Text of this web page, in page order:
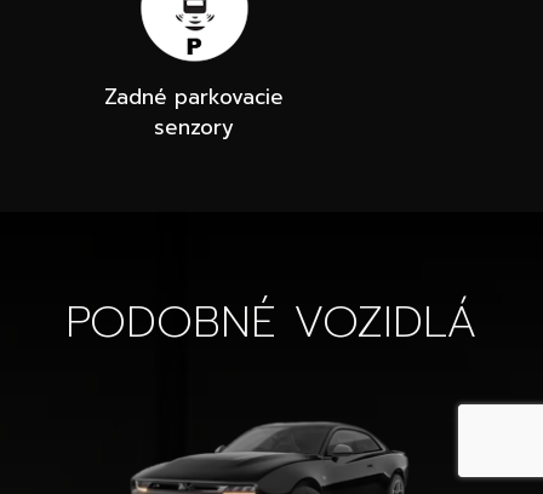
Zadné parkovacie
senzory
PODOBNÉ VOZIDLÁ